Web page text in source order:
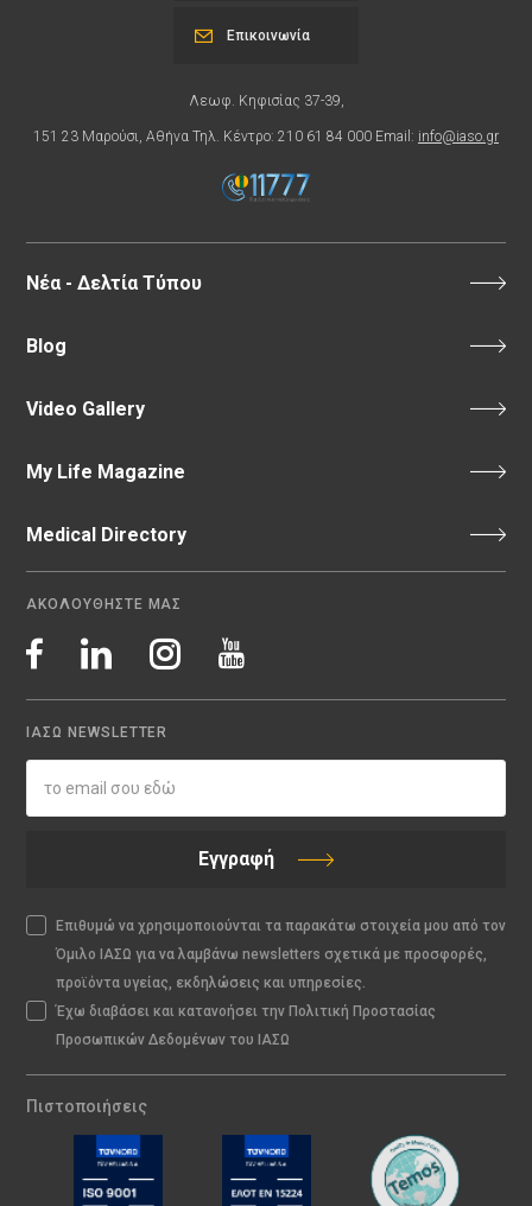
Λεωφ. Κηφισίας 37-39,
151 23 Μαρούσι, Αθήνα Τηλ. Κέντρο: 210 61 84 000 Email: info@iaso.gr
Επικοινωνία
Νέα - Δελτία Τύπου
Blog
Video Gallery
My Life Magazine
Medical Directory
ΑΚΟΛΟΥΘΗΣΤΕ ΜΑΣ
ΙΑΣΩ NEWSLETTER
Εγγραφή
Επιθυμώ να χρησιμοποιούνται τα παρακάτω στοιχεία μου από τον
Όμιλο ΙΑΣΩ για να λαμβάνω newsletters σχετικά με προσφορές,
προϊόντα υγείας, εκδηλώσεις και υπηρεσίες.
Έχω διαβάσει και κατανοήσει την Πολιτική Προστασίας
Προσωπικών Δεδομένων του ΙΑΣΩ
Πιστοποιήσεις